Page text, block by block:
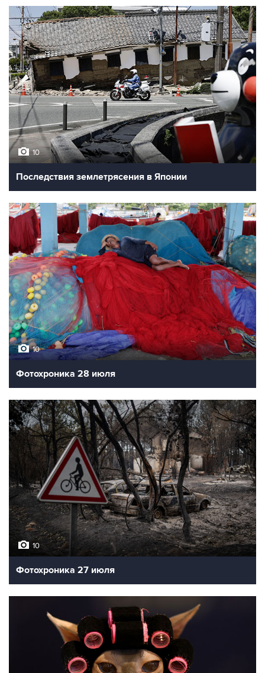
10
Последствия землетрясения в Японии
10
Фотохроника 28 июля
10
Фотохроника 27 июля